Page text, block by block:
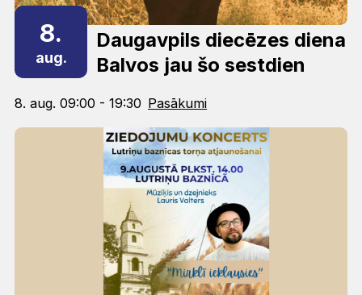
8.
aug.
Daugavpils diecēzes diena
Balvos jau šo sestdien
8. aug. 09:00 - 19:30 Pasākumi